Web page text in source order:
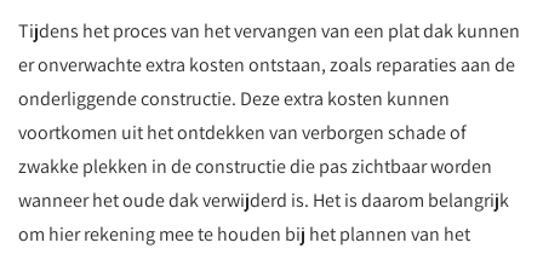
Tijdens het proces van het vervangen van een plat dak kunnen
er onverwachte extra kosten ontstaan, zoals reparaties aan de
onderliggende constructie. Deze extra kosten kunnen
voortkomen uit het ontdekken van verborgen schade of
zwakke plekken in de constructie die pas zichtbaar worden
wanneer het oude dak verwijderd is. Het is daarom belangrijk
om hier rekening mee te houden bij het plannen van het